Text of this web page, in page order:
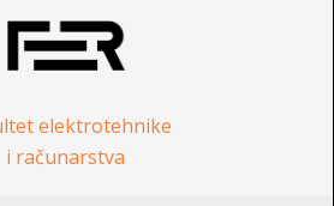
elektrotehnike
i računarstva